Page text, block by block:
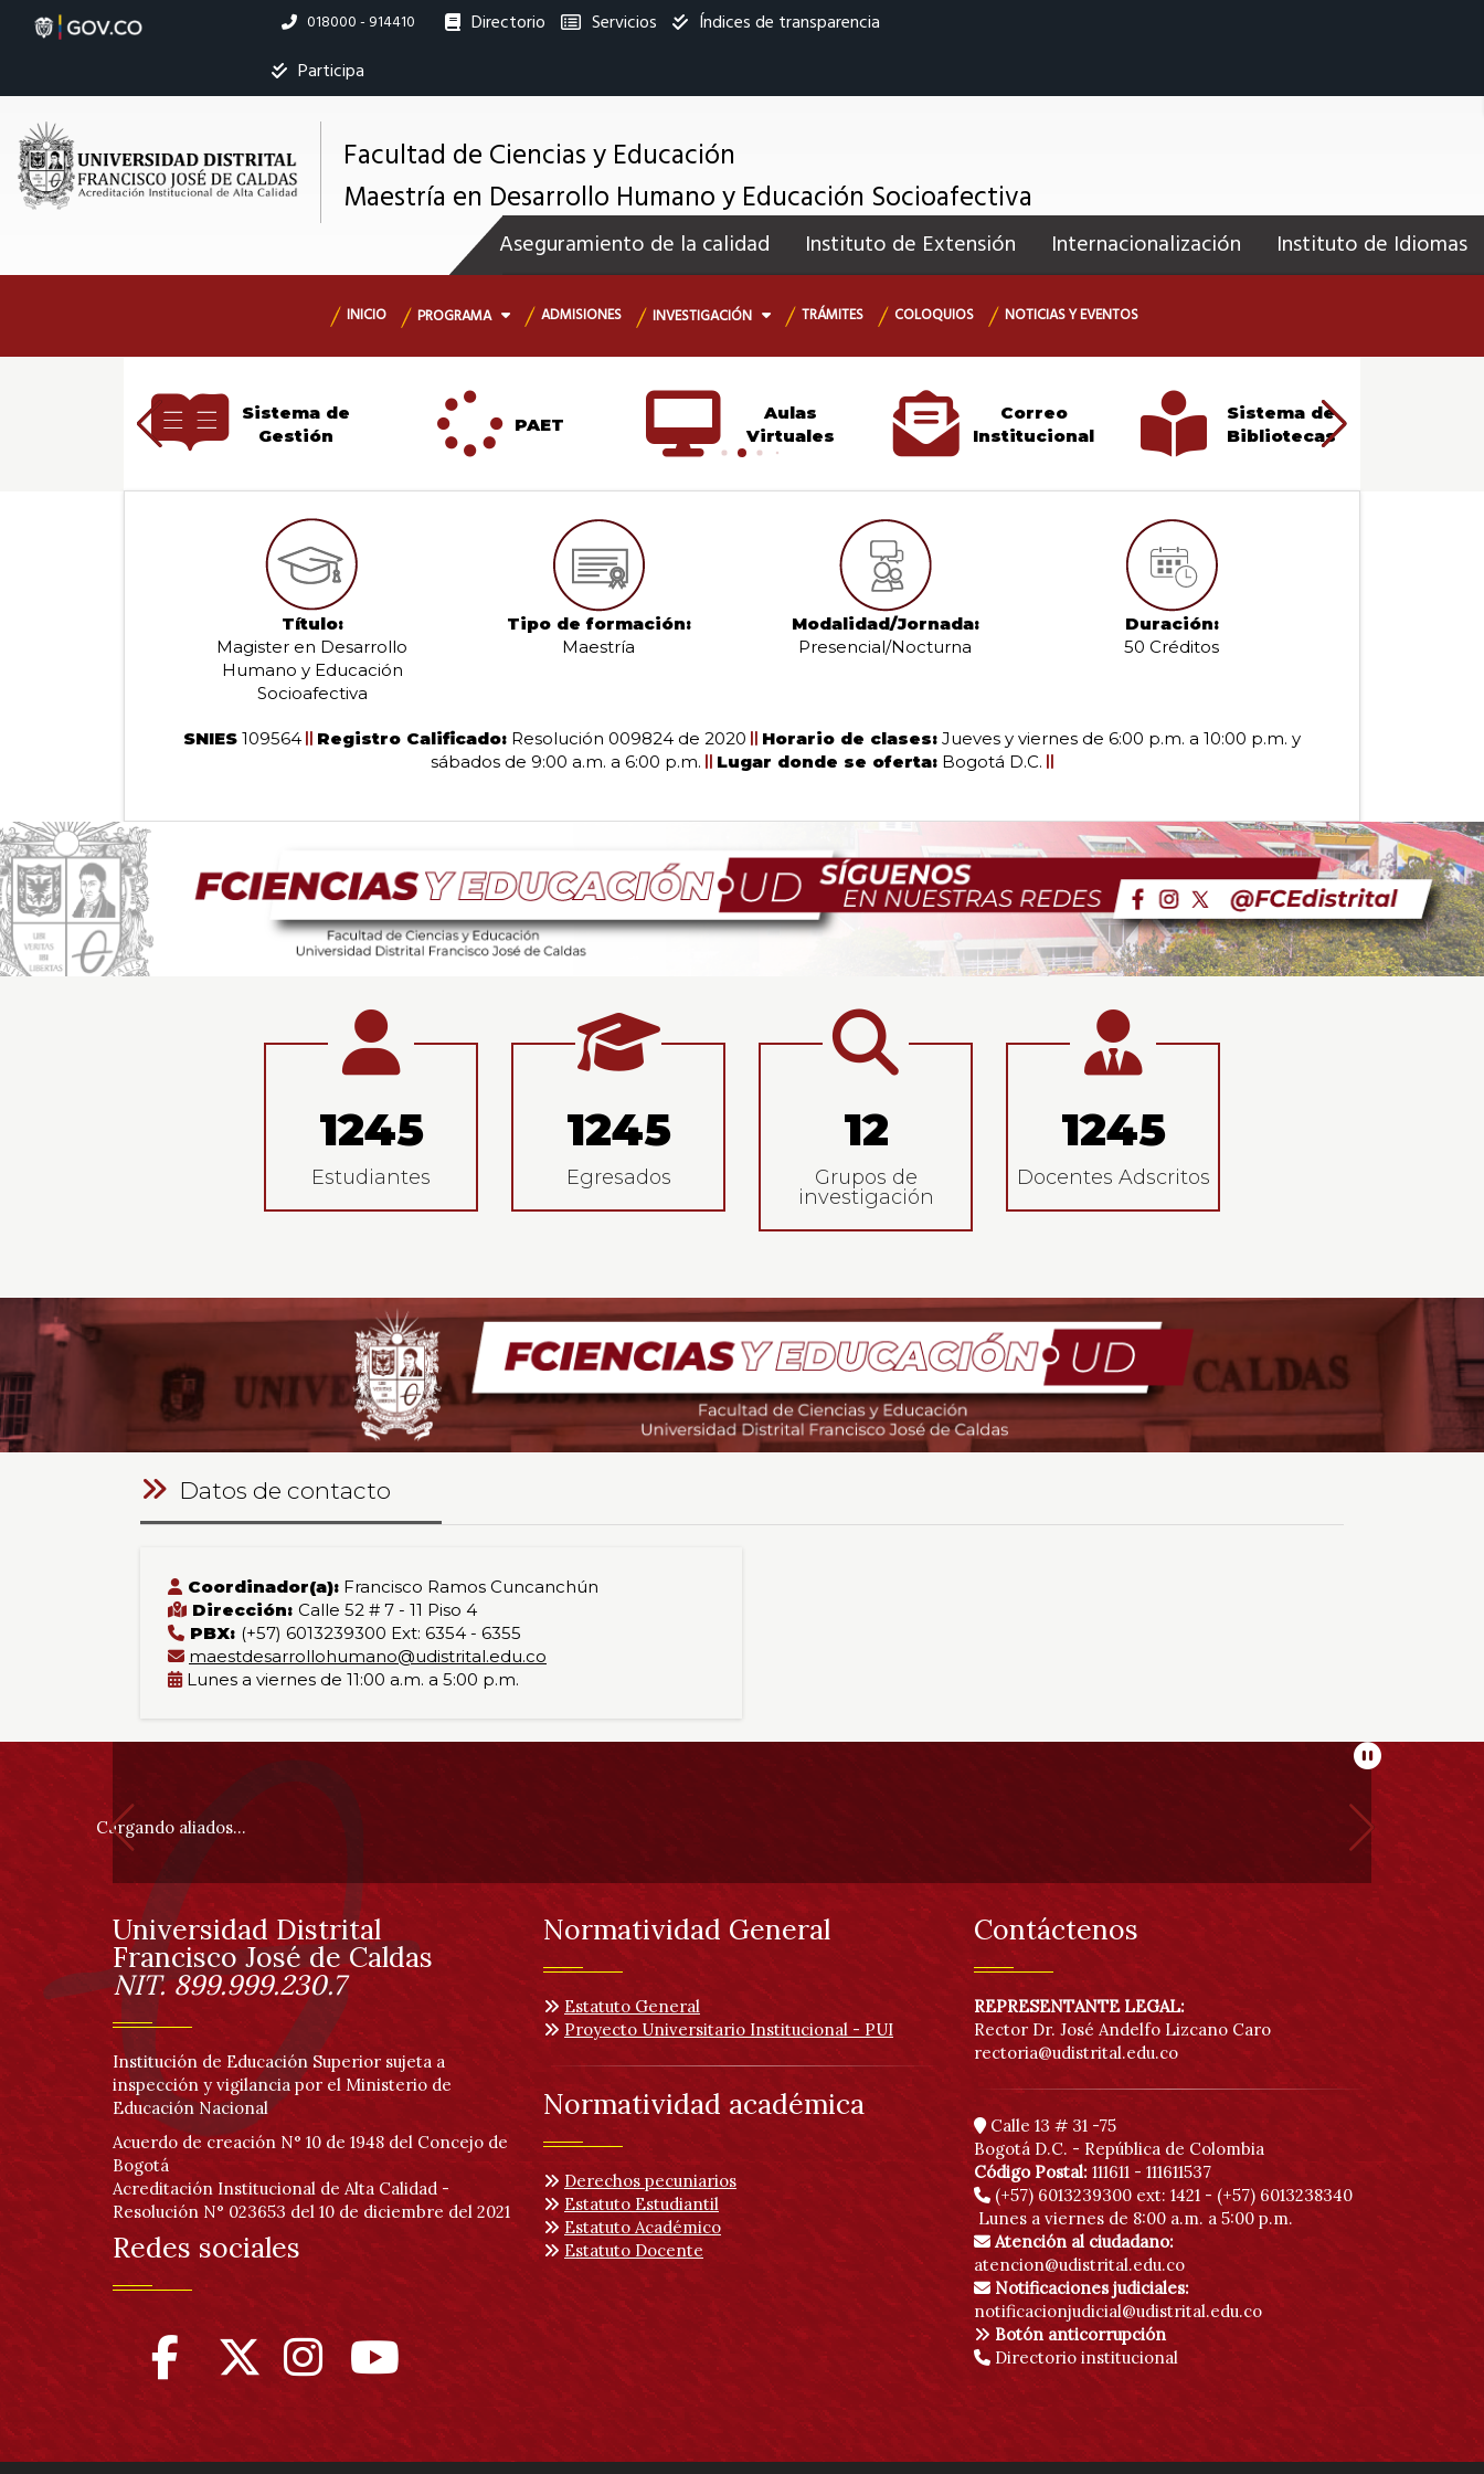
Linea
018000 - 914410 Directorio Servicios
Índices de transparencia
Participa
Facultad de Ciencias y Educación
Maestría en Desarrollo Humano y Educación Socioafectiva
Menú
secundario
Aseguramiento de la calidad Instituto de Extensión Internacionalización Instituto de Idiomas
principal
INICIO PROGRAMA ADMISIONES INVESTIGACIÓN TRÁMITES COLOQUIOS NOTICIAS Y EVENTOS
Sistema de
Gestión
PAET
Aulas
Virtuales
Correo
Institucional
Sistema de
Bibliotecas
Título:
Magister en Desarrollo
Humano y Educación
Socioafectiva
Tipo de formación:
Maestría
Modalidad/Jornada:
Presencial/Nocturna
Duración:
50 Créditos
SNIES 109564 Registro Calificado: Resolución 009824 de 2020 Horario de clases: Jueves y viernes de 6:00 p.m. a 10:00 p.m. y
sábados de 9:00 a.m. a 6:00 p.m.
Lugar donde se oferta: Bogotá D.C.
Estadisticas
1245
Estudiantes
1245
Egresados
12
Grupos de
investigación
1245
Docentes Adscritos
Datos de contacto
Coordinador(a): Francisco Ramos Cuncanchún
Dirección: Calle 52 # 7 - 11 Piso 4
PBX: (+57) 6013239300 Ext: 6354 - 6355
maestdesarrollohumano@udistrital.edu.co
Lunes a viernes de 11:00 a.m. a 5:00 p.m.
Información
pie
de
página
Cargando aliados...
Información
Universidad Distrital
Francisco José de Caldas
NIT. 899.999.230.7
Institución de Educación Superior sujeta a
inspección y vigilancia por el Ministerio de
Educación Nacional
Acuerdo de creación N° 10 de 1948 del Concejo de
Bogotá
Acreditación Institucional de Alta Calidad -
Resolución N° 023653 del 10 de diciembre del 2021
Redes sociales
Normatividad General
Estatuto General
Proyecto Universitario Institucional - PUI
Normatividad académica
Derechos pecuniarios
Estatuto Estudiantil
Estatuto Académico
Estatuto Docente
Contáctenos
REPRESENTANTE LEGAL:
Rector Dr. José Andelfo Lizcano Caro
rectoria@udistrital.edu.co
Calle 13 # 31 -75
Bogotá D.C. - República de Colombia
Código Postal: 111611 - 111611537
(+57) 6013239300 ext: 1421 - (+57) 6013238340
Lunes a viernes de 8:00 a.m. a 5:00 p.m.
Atención al ciudadano:
atencion@udistrital.edu.co
Notificaciones judiciales:
notificacionjudicial@udistrital.edu.co
Botón anticorrupción
Directorio institucional